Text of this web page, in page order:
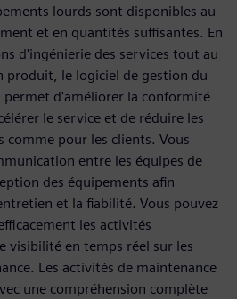
lourds sont disponibles au
et en quantités suffisantes. En
d'ingénierie des services tout au
produit, le logiciel de gestion du
permet d'améliorer la conformité
le service et de réduire les
comme pour les clients. Vous
entre les équipes de
des équipements afin
et la fiabilité. Vous pouvez
les activités
visibilité en temps réel sur les
Les activités de maintenance
une compréhension complète